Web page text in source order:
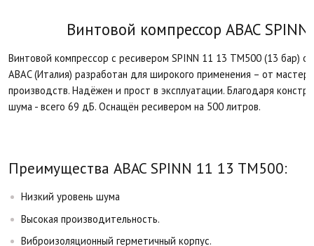
Винтовой компрессор ABAC
Винтовой компрессор с ресивером SPINN 11 13 TM500 (13 бар)
ABAC (Италия) разработан для широкого применения – от
производств. Надёжен и прост в эксплуатации. Благодаря
шума - всего 69 дБ. Оснащён ресивером на 500 литров.
Преимущества ABAC SPINN 11 13 TM500:
Низкий уровень шума
Высокая производительность.
Виброизоляционный герметичный корпус.